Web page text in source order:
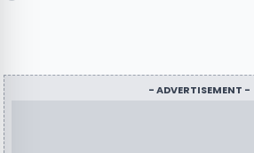
- ADVERTISEMENT -